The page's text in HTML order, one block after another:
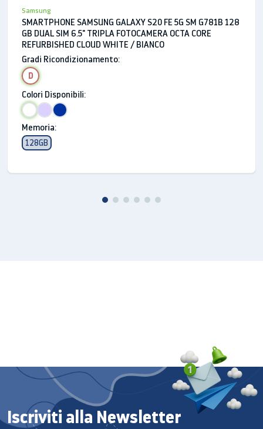
Ingresso per auricolari stereo
3,5 mm Stereo
MHL
Wi-Fi
802.11a/b/g/n 2,4 + 5 GHz
Wireless LAN
Wi-Fi Direct
A2DP AVRCP HFP HID HSP MAP OPP PAN PBAP
SAP DI
PC Sync.
Samsung
SMARTPHONE SAMSUNG GALAXY S20 FE 5G SM G781B 128
GB DUAL SIM 6.5" TRIPLA FOTOCAMERA OCTA CORE
REFURBISHED CLOUD WHITE / BIANCO
Gradi Ricondizionamento:
D
Colori Disponibili:
Memoria:
128GB
Iscriviti alla Newsletter